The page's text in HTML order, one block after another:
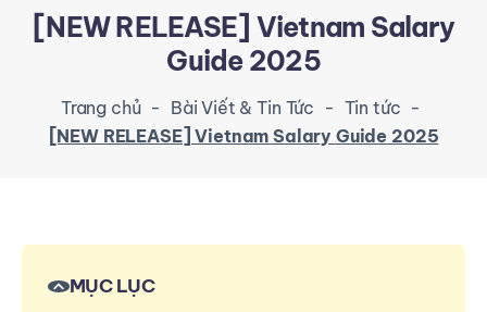
[NEW RELEASE] Vietnam Salary
Guide 2025
Trang chủ - Bài Viết & Tin Tức - Tin tức -
[NEW RELEASE] Vietnam Salary Guide 2025
MỤC LỤC